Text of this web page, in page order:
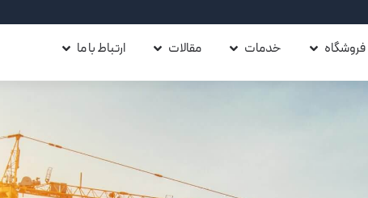
فروشگاه خدمات مقالات ارتباط با ما